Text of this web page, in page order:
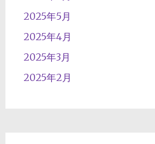
2025年5月
2025年4月
2025年3月
2025年2月